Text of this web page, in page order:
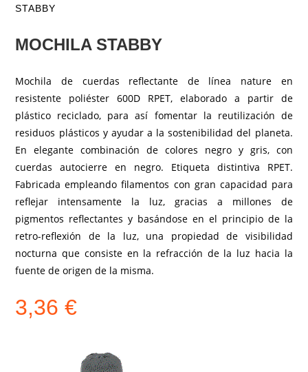
STABBY
MOCHILA STABBY
Mochila de cuerdas reflectante de línea nature en
resistente poliéster 600D RPET, elaborado a partir de
plástico reciclado, para así fomentar la reutilización de
residuos plásticos y ayudar a la sostenibilidad del planeta.
En elegante combinación de colores negro y gris, con
cuerdas autocierre en negro. Etiqueta distintiva RPET.
Fabricada empleando filamentos con gran capacidad para
reflejar intensamente la luz, gracias a millones de
pigmentos reflectantes y basándose en el principio de la
retro-reflexión de la luz, una propiedad de visibilidad
nocturna que consiste en la refracción de la luz hacia la
fuente de origen de la misma.
3,36€